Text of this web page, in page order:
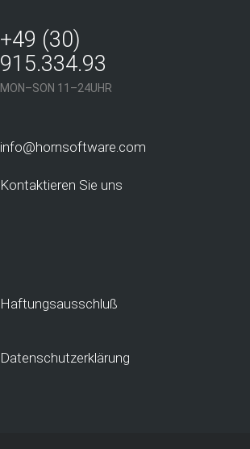
+49 (30)
915.334.93
MON–SON 11–24UHR
info@hornsoftware.com
Kontaktieren Sie uns
Haftungsausschluß
Datenschutzerklärung